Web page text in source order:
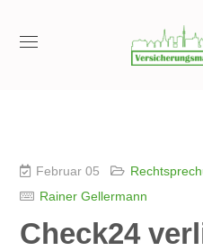
Februar 05
Rainer Gellermann
Check24